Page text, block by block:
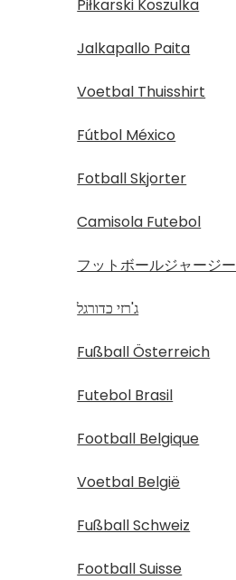
Piłkarski Koszulka
Jalkapallo Paita
Voetbal Thuisshirt
Fútbol México
Fotball Skjorter
Camisola Futebol
フットボールジャージー
ג'רזי כדורגל
Fußball Österreich
Futebol Brasil
Football Belgique
Voetbal België
Fußball Schweiz
Football Suisse